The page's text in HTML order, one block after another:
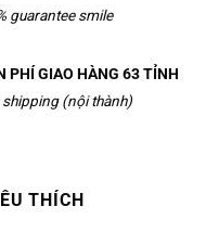
guarantee smile
PHÍ GIAO HÀNG 63 TỈNH
shipping (nội thành)
THÍCH